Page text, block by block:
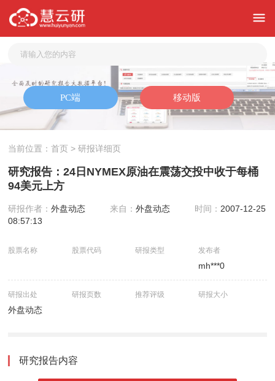
当前位置：首页 > 研报详细页
研究报告：24日NYMEX原油在震荡交投中收于每桶
94美元上方
研报作者：外盘动态 来自：外盘动态 时间： 2007-12-25
08:57:13
股票名称 股票代码 研报类型 发布者
mh***0
研报出处
外盘动态
研报页数 推荐评级 研报大小
研究报告内容